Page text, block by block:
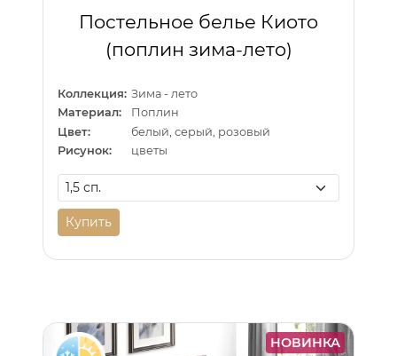
Постельное белье Киото
(поплин зима-лето)
Коллекция: Зима - лето
Материал:
Поплин
Цвет:
белый, серый, розовый
Рисунок:
цветы
Купить
НОВИНКА